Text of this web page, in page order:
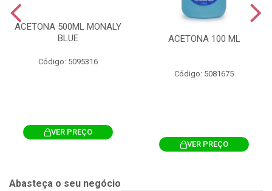
ACETONA 500ML MONALY
BLUE
Código: 5095316
VER PREÇO
ACETONA 100 ML
Código: 5081675
VER PREÇO
Abasteça o seu negócio